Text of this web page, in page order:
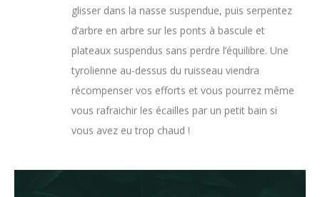
glisser dans la nasse suspendue, puis serpentez
d’arbre en arbre sur les ponts à bascule et
plateaux suspendus sans perdre l’équilibre. Une
tyrolienne au-dessus du ruisseau viendra
récompenser vos efforts et vous pourrez même
vous rafraichir les écailles par un petit bain si
vous avez eu trop chaud !